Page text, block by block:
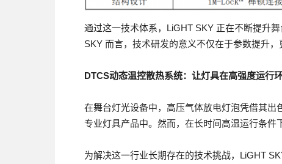
通过这一技术体系，LiGHT SKY 正在不断提升
SKY 而言，技术研发的意义不仅在于参数提升，
DTCS动态温控散热系统：让灯具在高强度运行
在舞台灯光设备中，高压气体放电灯泡凭借其
专业灯具产品中。然而，在长时间高温运行条件
为解决这一行业长期存在的技术挑战，LiGHT